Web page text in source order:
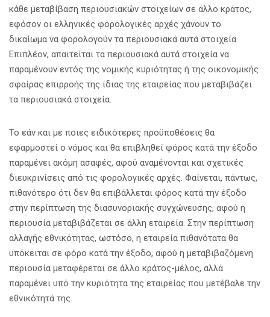
κάθε μεταβίβαση περιουσιακών στοιχείων σε άλλο κράτος,
εφόσον οι ελληνικές φορολογικές αρχές χάνουν το
δικαίωμα να φορολογούν τα περιουσιακά αυτά στοιχεία.
Επιπλέον, απαιτείται τα περιουσιακά αυτά στοιχεία να
παραμένουν εντός της νομικής κυριότητας ή της οικονομικής
σφαίρας επιρροής της ίδιας της εταιρείας που μεταβιβάζει
τα περιουσιακά στοιχεία.
Το εάν και με ποιες ειδικότερες προϋποθέσεις θα
εφαρμοστεί ο νόμος και θα επιβληθεί φόρος κατά την έξοδο
παραμένει ακόμη ασαφές, αφού αναμένονται και σχετικές
διευκρινίσεις από τις φορολογικές αρχές. Φαίνεται, πάντως,
πιθανότερο ότι δεν θα επιβάλλεται φόρος κατά την έξοδο
στην περίπτωση της διασυνοριακής συγχώνευσης, αφού η
περιουσία μεταβιβάζεται σε άλλη εταιρεία. Στην περίπτωση
αλλαγής εθνικότητας, ωστόσο, η εταιρεία πιθανότατα θα
υπόκειται σε φόρο κατά την έξοδο, αφού η μεταβιβαζόμενη
περιουσία μεταφέρεται σε άλλο κράτος-μέλος, αλλά
παραμένει υπό την κυριότητα της εταιρείας που μετέβαλε την
εθνικότητά της.